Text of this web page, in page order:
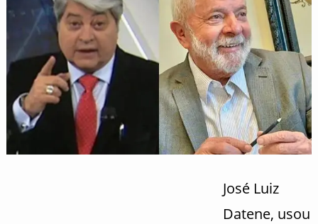
José Luiz
Datene, usou